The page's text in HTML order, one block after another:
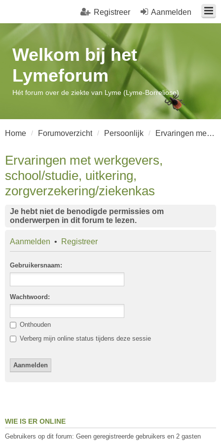
Aanmelden
Registreer
Welkom bij het
Lymeforum
Hét forum over de ziekte van Lyme (Lyme-Borreliose)
Home Forumoverzicht Persoonlijk Ervaringen met werkgevers, school/studie, uitkering, zorgverzekering/ziekenkas
Ervaringen met werkgevers,
school/studie, uitkering,
zorgverzekering/ziekenkas
Je hebt niet de benodigde permissies om
onderwerpen in dit forum te lezen.
Aanmelden • Registreer
Gebruikersnaam:
Wachtwoord:
Onthouden
Verberg mijn online status tijdens deze sessie
WIE IS ER ONLINE
Gebruikers op dit forum: Geen geregistreerde gebruikers en 2 gasten